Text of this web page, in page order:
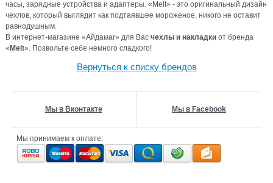
часы, зарядные устройства и адаптеры. «Melt» - это оригинальный дизайн
чехлов, который выглядит как подтаявшее мороженое, никого не оставит
равнодушным.
В интернет-магазине «Айдамаг» для Васчехлы и накладки от бренда
« Melt». Позвольте себе немного сладкого!
Вернуться к списку брендов
Мы в Вконтакте Мы в Facebook
Мы принимаем к оплате: